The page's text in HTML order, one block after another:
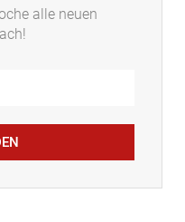
alle neuen